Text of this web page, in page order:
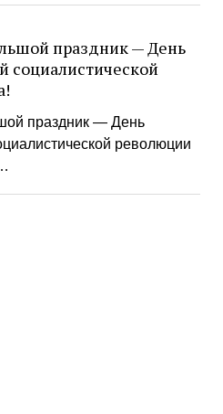
праздник — День
социалистической
праздник — День
революции